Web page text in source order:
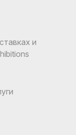
и